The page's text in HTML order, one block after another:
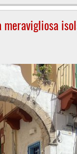
meravigliosa